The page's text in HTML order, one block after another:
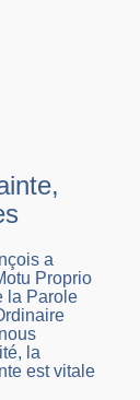
a
Proprio
la Parole
la
est vitale